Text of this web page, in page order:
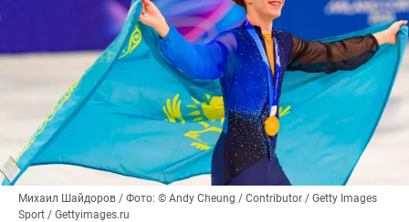
Михаил Шайдоров / Фото: © Andy Cheung / Contributor / Getty Images
Sport / Gettyimages.ru